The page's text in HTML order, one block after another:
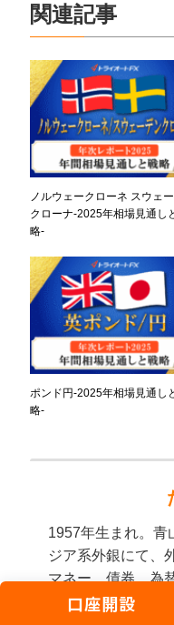
口座開設
関連記事
ノルウェークローネ スウェ
クローナ-2025年相場見通し
略-
ポンド円-2025年相場見通し
略-
1957年生まれ。青
ジア系外銀にて、
マネー、債券、為
ィーリングおよび